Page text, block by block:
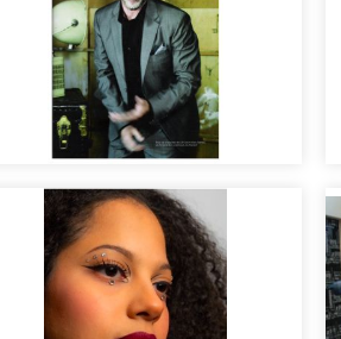
Maquillaje de hombre para
sesión fotográfica